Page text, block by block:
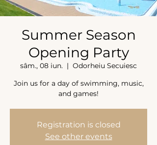
Summer Season
Opening Party
sâm., 08 iun.
  |
Odorheiu Secuiesc
Join us for a day of swimming, music,
and games!
Registration is closed
See other events